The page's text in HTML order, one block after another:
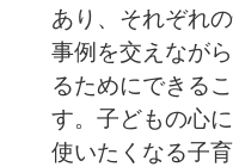
あり、それぞれ
事例を交えなが
るためにできる
す。子どもの心
使いたくなる子